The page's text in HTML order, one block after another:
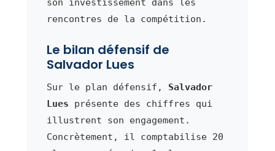
son investissement dans les
rencontres de la compétition.
Le bilan défensif de
Salvador Lues
Sur le plan défensif, Salvador
Lues présente des chiffres qui
illustrent son engagement.
Concrètement, il comptabilise 20